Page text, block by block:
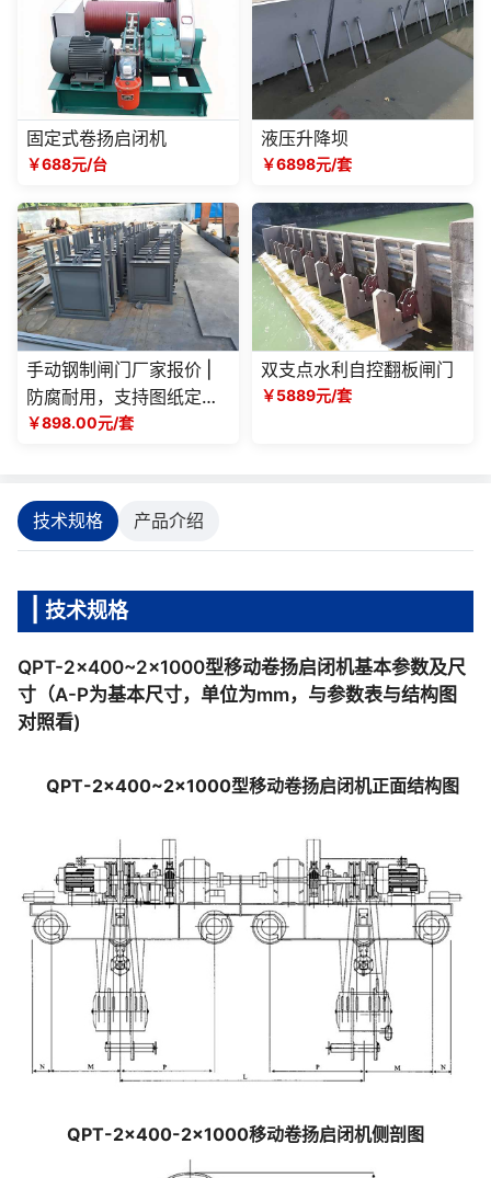
固定式卷扬启闭机
￥688元/台
液压升降坝
￥6898元/套
手动钢制闸门厂家报价 |
防腐耐用，支持图纸定
制，提供详细成本方案
￥898.00元/套
双支点水利自控翻板闸门
￥5889元/套
技术规格 产品介绍
技术规格
QPT-2×400~2×1000型移动卷扬启闭机基本参数及尺
寸（A-P为基本尺寸，单位为mm，与参数表与结构图
对照看)
QPT-2×400~2×1000型移动卷扬启闭机正面结构图
QPT-2×400-2×1000移动卷扬启闭机侧剖图